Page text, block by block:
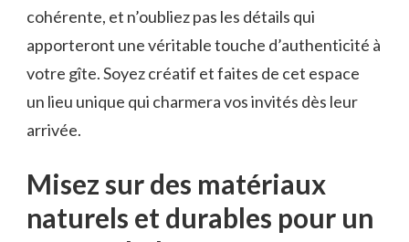
⁤cohérente, ‌et ⁢n’oubliez pas les détails qui
apporteront ⁤une véritable touche ⁣d’authenticité à
‍votre gîte. Soyez créatif et faites de cet espace
un lieu unique qui charmera‍ vos‍ invités dès⁣ leur
arrivée.
Misez sur des matériaux
naturels‍ et durables ⁣pour un